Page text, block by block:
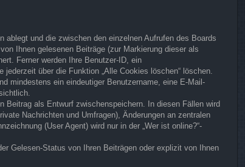
und die zwischen den einzelnen Aufrufen des Boards
Ihnen gelesenen Beiträge (zur Markierung dieser als
Ferner werden Ihre Benutzer-ID, ein
über die Funktion „Alle Cookies löschen“ löschen.
mindestens ein eindeutiger Benutzername, eine E-Mail-
Beitrag als Entwurf zwischenspeichern. In diesen Fällen wird
Nachrichten und Umfragen), Änderungen an zentralen
(User Agent) wird nur in der „Wer ist online?“-
Gelesen-Status von Ihren Beiträgen oder explizit von Ihnen